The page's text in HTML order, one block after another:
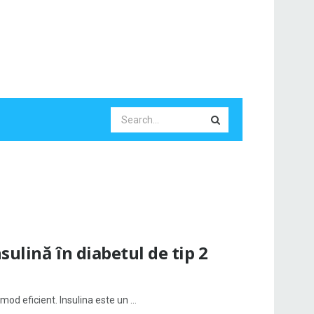
în diabetul de tip 2
eficient. Insulina este un ...